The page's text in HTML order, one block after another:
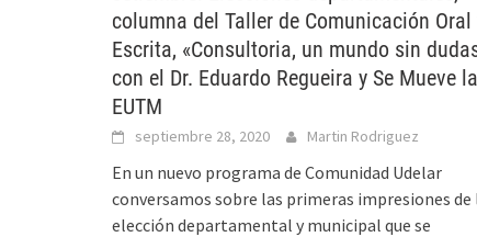
columna del Taller de Comunicación Oral
Escrita, «Consultoria, un mundo sin
con el Dr. Eduardo Regueira y Se Mueve la
EUTM
septiembre 28, 2020 Martin Rodriguez
En un nuevo programa de Comunidad Udelar
conversamos sobre las primeras impresiones de
elección departamental y municipal que se